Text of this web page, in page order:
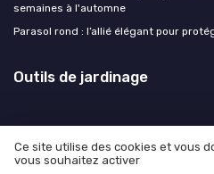
semaines à l'automne
Parasol rond : l’allié élégant pour
Outils de jardinage
Mentions légales
Ce site utilise des cookies et vous
vous souhaitez activer